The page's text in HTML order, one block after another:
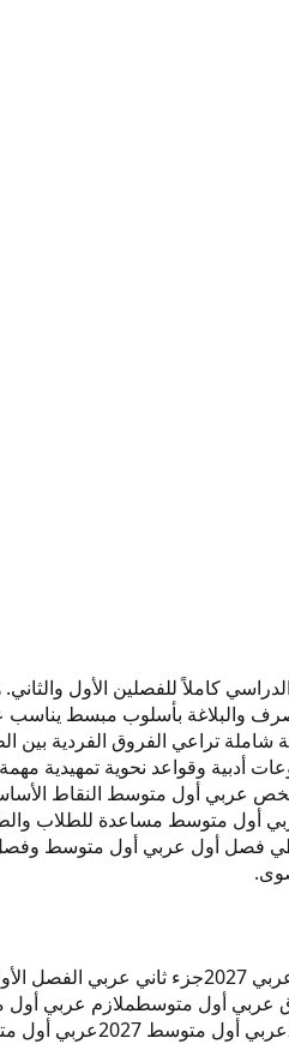
يضم المقرر الدراسي كاملاً
وقواعد نحوية تمهيدية
عربي أول متوسط النقاط
عربي أول متوسط مساعدة
العام الدراسي 2027. هذه النسخة
جزء ثاني عربي الفصل
عربي أول متوسطملازم عربي
عربي أول متوسط 2027 عربي أول